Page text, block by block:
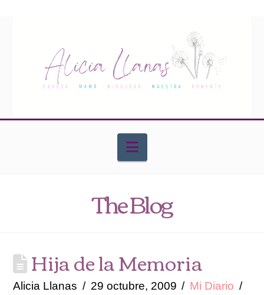
Navigation
The Blog
Hija de la Memoria
Alicia Llanas 29 octubre, 2009
Mi Diario